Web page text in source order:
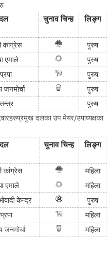
चुनाव चिन्ह लिङ्ग
कांग्रेस
पुरुष
एमाले
पुरुष
पुरुष
जनमोर्चा
पुरुष
पुरुष
दलका उप मेयर/उपाध्यक्षका
चुनाव चिन्ह लिङ्ग
कांग्रेस
महिला
एमाले
महिला
केन्द्र
पुरुष
महिला
जनमोर्चा महिला